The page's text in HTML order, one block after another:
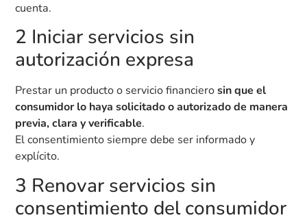
cuenta.
2 Iniciar servicios sin
autorización expresa
Prestar un producto o servicio financierosin que el
consumidor lo haya solicitado o autorizado de manera
previa, clara y verificable.
El consentimiento siempre debe ser informado y
explícito.
3 Renovar servicios sin
consentimiento del consumidor